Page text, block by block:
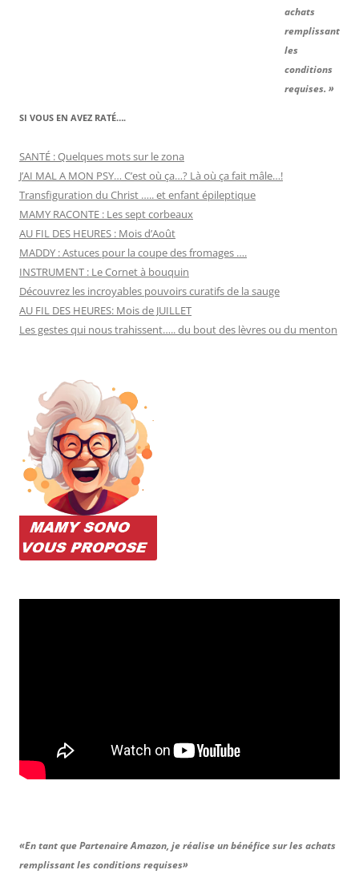
achats
remplissant
les
conditions
requises. »
SI VOUS EN AVEZ RATÉ….
SANTÉ : Quelques mots sur le zona
J’AI MAL A MON PSY… C’est où ça…? Là où ça fait mâle…!
Transfiguration du Christ ….. et enfant épileptique
MAMY RACONTE : Les sept corbeaux
AU FIL DES HEURES : Mois d’Août
MADDY : Astuces pour la coupe des fromages ….
INSTRUMENT : Le Cornet à bouquin
Découvrez les incroyables pouvoirs curatifs de la sauge
AU FIL DES HEURES: Mois de JUILLET
Les gestes qui nous trahissent….. du bout des lèvres ou du menton
«En tant que Partenaire Amazon, je réalise un bénéfice sur les achats
remplissant les conditions requises»